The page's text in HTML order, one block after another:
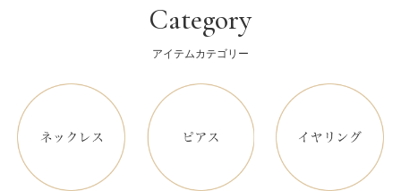
Category
アイテムカテゴリー